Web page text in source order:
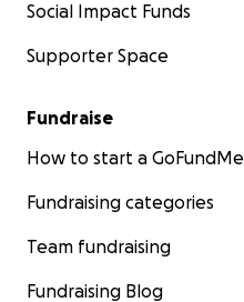
Social Impact Funds
Supporter Space
Fundraise
How to start a GoFundMe
Fundraising categories
Team fundraising
Fundraising Blog